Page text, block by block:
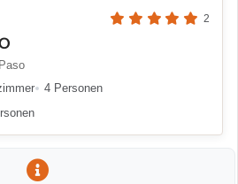
2
4 Personen